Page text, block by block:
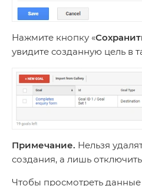
Нажмите кнопку «
увидите созданную цель в
Примечание. Нельзя
создания, а лишь
Чтобы просмотреть данные